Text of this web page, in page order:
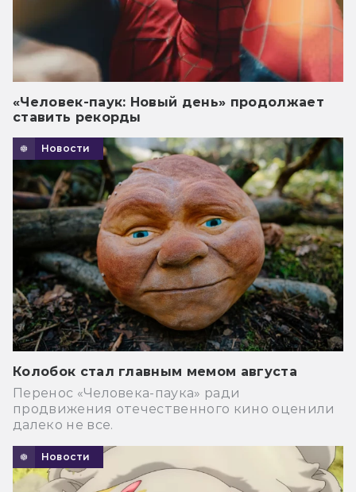
«Человек-паук: Новый день» продолжает
ставить рекорды
Новости
Колобок стал главным мемом августа
Перенос «Человека-паука» ради
продвижения отечественного кино оценили
далеко не все.
Новости